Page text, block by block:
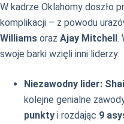
W kadrze Oklahomy doszło
komplikacji – z powodu
Williams oraz Ajay Mitchell.
swoje barki wzięli inni liderzy:
Niezawodny lider:
kolejne genialne
punkty i rozdając 9